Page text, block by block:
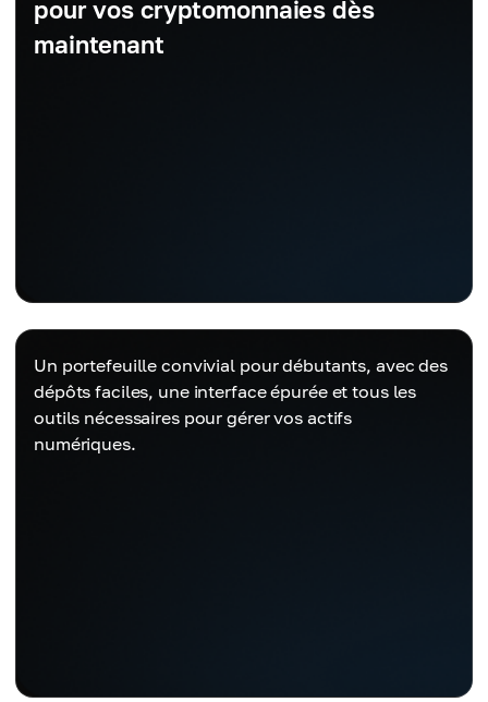
pour vos cryptomonnaies dès
maintenant
Un portefeuille convivial pour débutants, avec des
dépôts faciles, une interface épurée et tous les
outils nécessaires pour gérer vos actifs
numériques.